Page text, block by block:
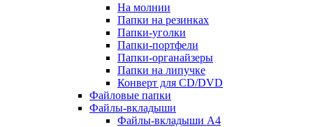
На молнии
Папки на резинках
Папки-уголки
Папки-портфели
Папки-органайзеры
Папки на липучке
Конверт для CD/DVD
Файловые папки
Файлы-вкладыши
Файлы-вкладыши А4